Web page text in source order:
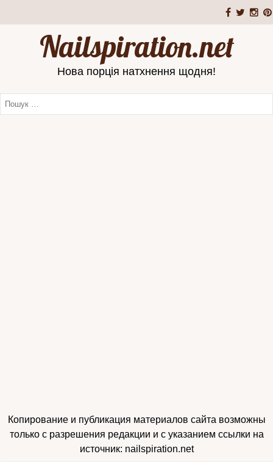
Nailspiration.net
Нова порція натхнення щодня!
Копирование и публикация материалов сайта возможны
только с разрешения редакции и с указанием ссылки на
источник: nailspiration.net